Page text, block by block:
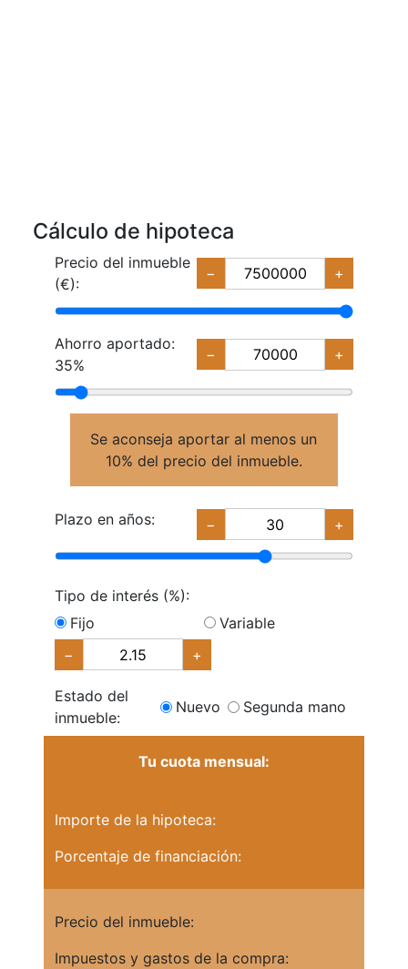
Cálculo de hipoteca
Precio del inmueble
(€):
− +
Ahorro aportado:
35%
− +
Se aconseja aportar al menos un
10% del precio del inmueble.
Plazo en años: − +
Tipo de interés (%):
Fijo
Variable
−
+
Estado del
inmueble:
Nuevo Segunda mano
Tu cuota mensual:
Importe de la hipoteca:
Porcentaje de financiación:
Precio del inmueble:
Impuestos y gastos de la compra: